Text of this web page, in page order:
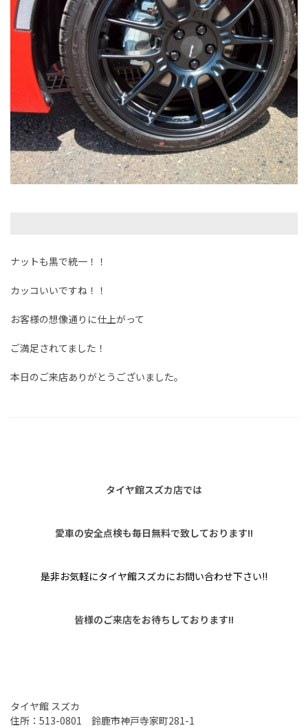
ナットも黒で統一！！
カッコいいですね！！
お客様の想像通りに仕上がって
ご満足されてました！
本日のご来店ありがとうございました。
タイヤ館スズカ店では
愛車の安全点検も毎日無料で致しております!!
是非お気軽にタイヤ館スズカにお問い合わせ下さい!!
皆様のご来店をお待ちしております!!
タイヤ館 スズカ
住所：513-0801 鈴鹿市神戸寺家町281-1